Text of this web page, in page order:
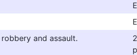
and assault.